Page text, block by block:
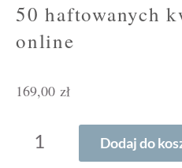
50 haftowanych
online
169,00 zł
ILOŚĆ
Dodaj do